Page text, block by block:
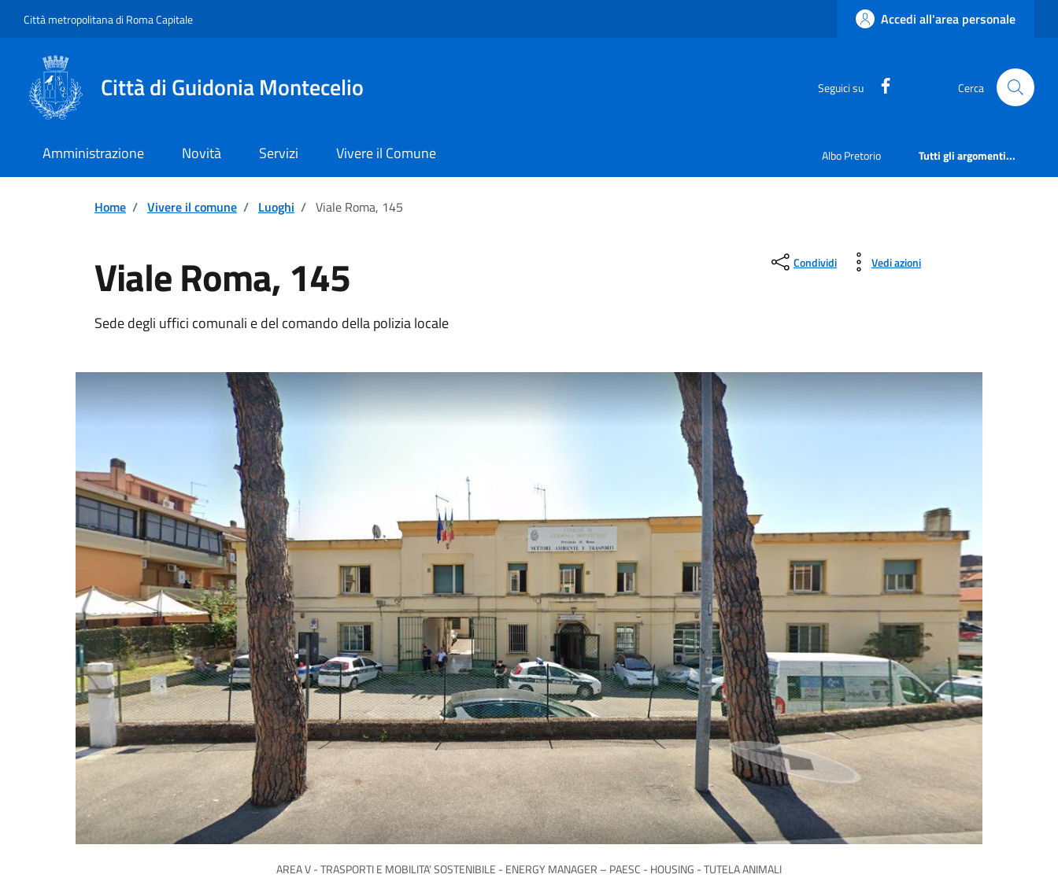
Città metropolitana di Roma Capitale Accedi all'area personale
Città di Guidonia Montecelio Seguici su https:// Cerca
Amministrazione Novità Servizi Vivere il Comune Albo Pretorio Tutti gli argomenti...
Home / Vivere il comune / Luoghi / Viale Roma, 145
Viale Roma, 145
Sede degli uffici comunali e del comando della polizia locale
Condividi Vedi azioni
AREA V - TRASPORTI E MOBILITA’ SOSTENIBILE - ENERGY MANAGER – PAESC - HOUSING - TUTELA ANIMALI